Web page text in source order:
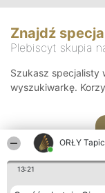
ORŁY
13:21
Znajdź
Plebiscyt skupia
Szukasz specjalisty
wyszukiwarkę.